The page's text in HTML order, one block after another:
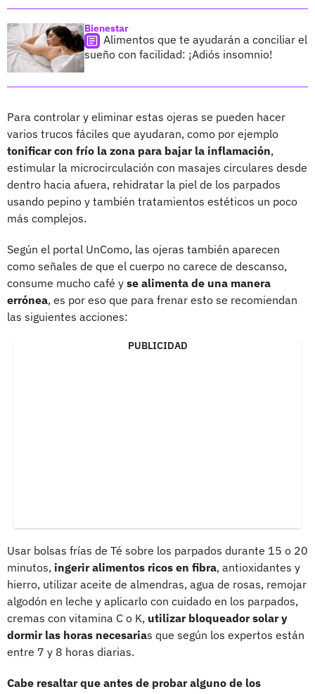
Bienestar
Alimentos que te ayudarán a conciliar el
sueño con facilidad: ¡Adiós insomnio!
Para controlar y eliminar estas ojeras se pueden hacer
varios trucos fáciles que ayudaran, como por ejemplo
tonificar con frío la zona para bajar la inflamación,
estimular la microcirculación con masajes circulares desde
dentro hacia afuera, rehidratar la piel de los parpados
usando pepino y también tratamientos estéticos un poco
más complejos.
Según el portal UnComo, las ojeras también aparecen
como señales de que el cuerpo no carece de descanso,
consume mucho café y se alimenta de una manera
errónea, es por eso que para frenar esto se recomiendan
las siguientes acciones:
PUBLICIDAD
Usar bolsas frías de Té sobre los parpados durante 15 o 20
minutos, ingerir alimentos ricos en fibra, antioxidantes y
hierro, utilizar aceite de almendras, agua de rosas, remojar
algodón en leche y aplicarlo con cuidado en los parpados,
cremas con vitamina C o K, utilizar bloqueador solar y
dormir las horas necesarias que según los expertos están
entre 7 y 8 horas diarias.
Cabe resaltar que antes de probar alguno de los